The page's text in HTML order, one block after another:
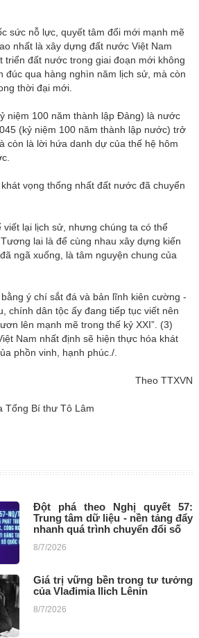
sức nỗ lực, quyết tâm đổi mới mạnh mẽ
nhất là xây dựng đất nước Việt Nam
đất nước trong giai đoạn mới không
qua hàng nghìn năm lịch sử, mà còn
thời đại mới.
niệm 100 năm thành lập Đảng) là nước
(kỷ niệm 100 năm thành lập nước) trở
còn là lời hứa danh dự của thế hệ hôm
vọng thống nhất đất nước đã chuyển
lại lịch sử, nhưng chúng ta có thể
lai là để cùng nhau xây dựng kiến
ngã xuống, là tâm nguyện chung của
ý chí sắt đá và bản lĩnh kiên cường -
chính dân tộc ấy đang tiếp tục viết nên
lên mạnh mẽ trong thế kỷ XXI”. (3)
Nam nhất định sẽ hiện thực hóa khát
phồn vinh, hạnh phúc./.
Theo TTXVN
Tổng Bí thư Tô Lâm
Đột phá theo Nghị quyết 57:
Trung tâm dữ liệu - nền tảng đẩy
nhanh quá trình chuyển đổi số
8/7/2026
Giá trị vững bền trong tư tưởng
của Vlađimia Ilich Lênin
8/7/2026